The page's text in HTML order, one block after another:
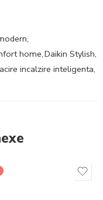
,
home,Daikin Stylish,
incalzire inteligenta,